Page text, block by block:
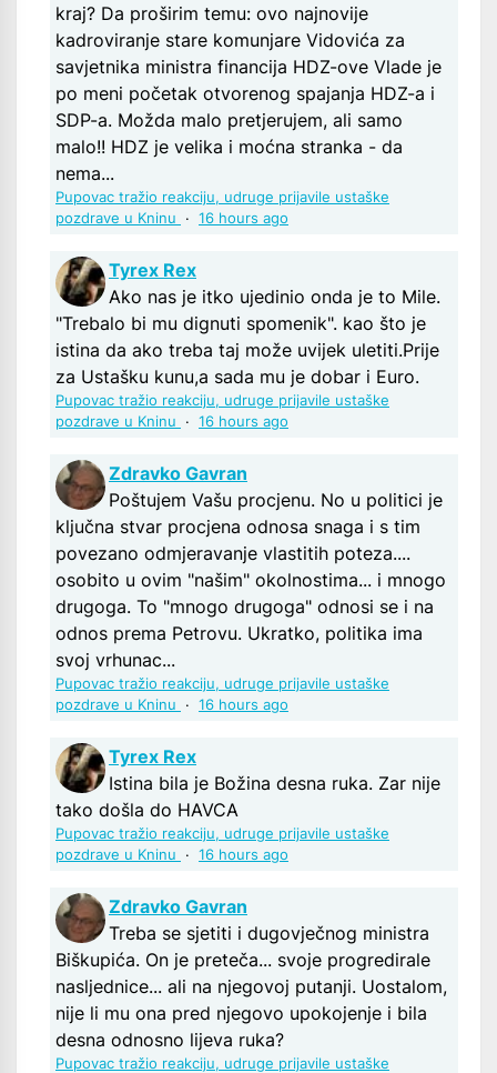
kraj? Da proširim temu: ovo najnovije
kadroviranje stare komunjare Vidovića za
savjetnika ministra financija HDZ-ove Vlade je
po meni početak otvorenog spajanja HDZ-a i
SDP-a. Možda malo pretjerujem, ali samo
malo!! HDZ je velika i moćna stranka - da
nema...
Pupovac tražio reakciju, udruge prijavile ustaške
pozdrave u Kninu
· 16 hours ago
Tyrex Rex
Ako nas je itko ujedinio onda je to Mile.
"Trebalo bi mu dignuti spomenik". kao što je
istina da ako treba taj može uvijek uletiti.Prije
za Ustašku kunu,a sada mu je dobar i Euro.
Pupovac tražio reakciju, udruge prijavile ustaške
pozdrave u Kninu
· 16 hours ago
Zdravko Gavran
Poštujem Vašu procjenu. No u politici je
ključna stvar procjena odnosa snaga i s tim
povezano odmjeravanje vlastitih poteza....
osobito u ovim "našim" okolnostima... i mnogo
drugoga. To "mnogo drugoga" odnosi se i na
odnos prema Petrovu. Ukratko, politika ima
svoj vrhunac...
Pupovac tražio reakciju, udruge prijavile ustaške
pozdrave u Kninu
· 16 hours ago
Tyrex Rex
Istina bila je Božina desna ruka. Zar nije
tako došla do HAVCA
Pupovac tražio reakciju, udruge prijavile ustaške
pozdrave u Kninu
· 16 hours ago
Zdravko Gavran
Treba se sjetiti i dugovječnog ministra
Biškupića. On je preteča... svoje progredirale
nasljednice... ali na njegovoj putanji. Uostalom,
nije li mu ona pred njegovo upokojenje i bila
desna odnosno lijeva ruka?
Pupovac tražio reakciju, udruge prijavile ustaške